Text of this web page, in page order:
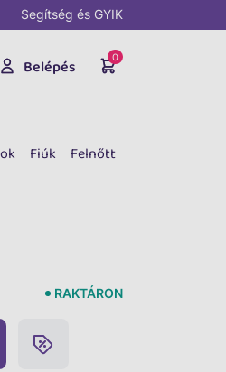
Segítség és GYIK
Belépés 0
Fiúk Felnőtt
RAKTÁRON